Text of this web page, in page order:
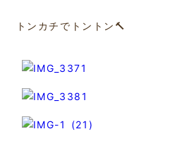
トンカチでトントン🔨